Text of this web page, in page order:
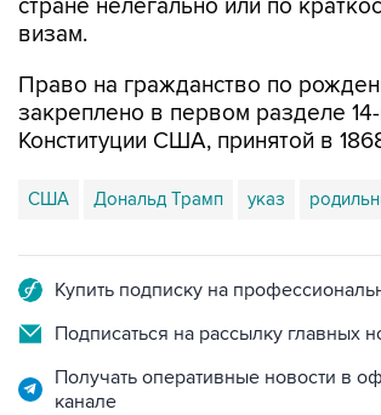
стране нелегально или по
визам.
Право на гражданство по
закреплено в первом разделе
Конституции США, принятой в
США Дональд Трамп указ
Купить подписку на
Подписаться на рассылку главных
Получать оперативные новости в
канале